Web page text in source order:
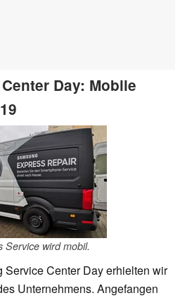
Day: Mobile
Service wird mobil.
Service Center Day erhielten wir
Unternehmens. Angefangen